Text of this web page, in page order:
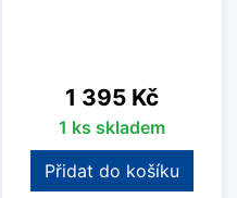
Cena
1 395 Kč
1 ks skladem
Přidat do košíku